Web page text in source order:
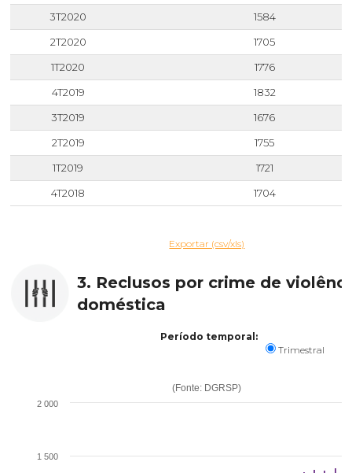
3T2020
1584
2T2020
1705
1T2020
1776
4T2019
1832
3T2019
1676
2T2019
1755
1T2019
1721
4T2018
1704
Exportar (csv/xls)
3. Reclusos por crime de
doméstica
Período temporal:
Trimestral
(Fonte: DGRSP)
1 500
2 000